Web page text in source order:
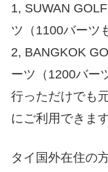
1, SUWAN
ツ（1100バーツ
2, BANGKOK
ーツ（1200バー
行っただけでも
にご利用できます
タイ国外在住の